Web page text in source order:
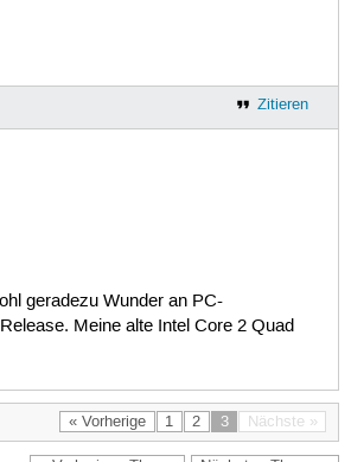
Zitieren
geradezu Wunder an PC-
Meine alte Intel Core 2 Quad
« Vorherige 1 2 3 Nächste »